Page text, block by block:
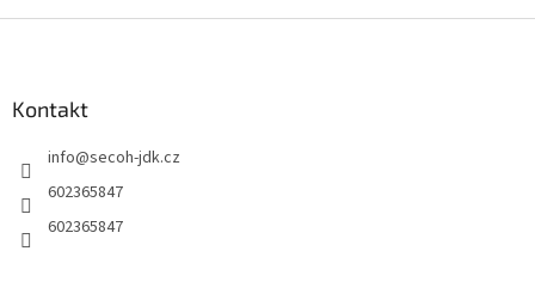
Kontakt
info@secoh-jdk.cz
602365847
602365847